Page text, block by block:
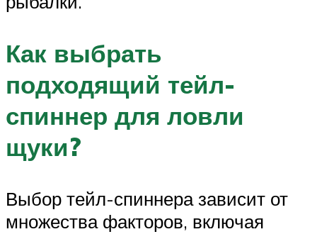
Как выбрать
подходящий тейл-
спиннер для ловли
щуки?
Выбор тейл-спиннера зависит от
множества факторов, включая